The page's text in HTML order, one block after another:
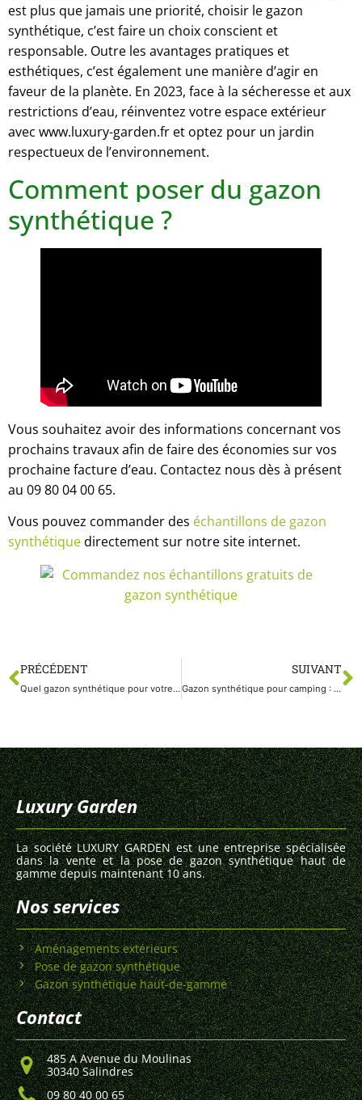
est plus que jamais une priorité, choisir le gazon
synthétique, c’est faire un choix conscient et
responsable. Outre les avantages pratiques et
esthétiques, c’est également une manière d’agir en
faveur de la planète. En 2023, face à la sécheresse et aux
restrictions d’eau, réinventez votre espace extérieur
avec www.luxury-garden.fr et optez pour un jardin
respectueux de l’environnement.
Comment poser du gazon
synthétique ?
Vous souhaitez avoir des informations concernant vos
prochains travaux afin de faire des économies sur vos
prochaine facture d’eau. Contactez nous dès à présent
au 09 80 04 00 65.
Vous pouvez commander des échantillons de gazon
synthétiquedirectement sur notre site internet.
PRÉCÉDENT
Quel gazon synthétique pour votre jardin ?
SUIVANT
Gazon synthétique pour camping : Un choix de luxe pour un environnement idyllique
Luxury Garden
La société LUXURY GARDEN est une entreprise spécialisée
dans la vente et la pose de gazon synthétique haut de
gamme depuis maintenant 10 ans.
Nos services
Aménagements extérieurs
Pose de gazon synthétique
Gazon synthétique haut-de-gamme
Contact
485 A Avenue du Moulinas
30340 Salindres
09 80 40 00 65